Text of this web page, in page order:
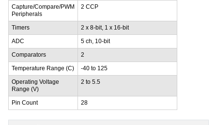
Capture/Compare/PWM
Peripherals
2 CCP
Timers
2 x 8-bit, 1 x 16-bit
ADC
5 ch, 10-bit
Comparators
2
Temperature Range (C)
-40 to 125
Operating Voltage
Range (V)
2 to 5.5
Pin Count 28